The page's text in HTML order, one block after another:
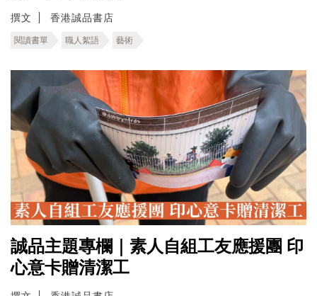
撰文 香港誠品書店
閱讀書單 職人絮語 藝術
誠品主題專欄｜素人自組工友應援團 印
心意卡贈清潔工